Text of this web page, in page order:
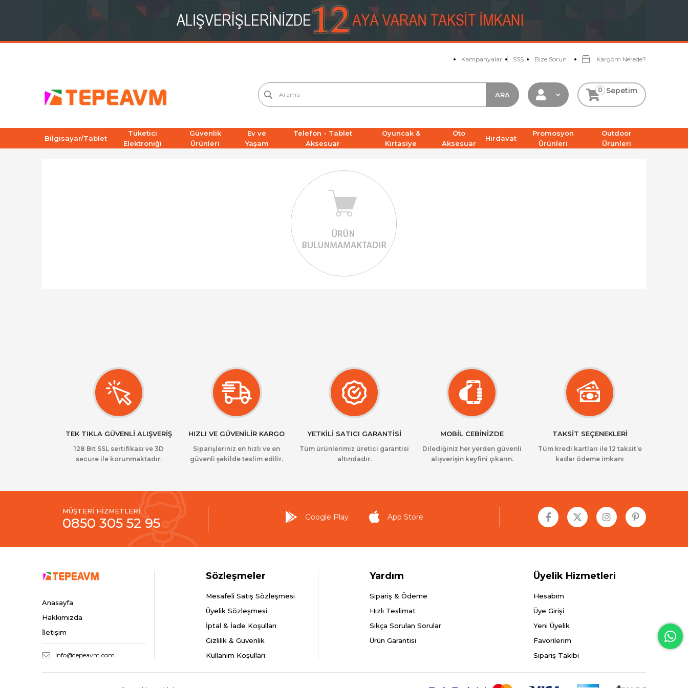
Kampanyalar SSS Bize Sorun Kargom Nerede?
Sepetim
0
Bilgisayar/Tablet
Tüketici
Elektroniği
Güvenlik
Ürünleri
Ev ve
Yaşam
Telefon - Tablet
Aksesuar
Oyuncak &
Kırtasiye
Oto
Aksesuar
Hırdavat
Promosyon
Ürünleri
Outdoor
Ürünleri
TEK TIKLA GÜVENLİ ALIŞVERİŞ
128 Bit SSL sertifikası ve 3D
secure ile korunmaktadır.
HIZLI VE GÜVENİLİR KARGO
Siparişleriniz en hızlı ve en
güvenli şekilde teslim edilir.
YETKİLİ SATICI GARANTİSİ
Tüm ürünlerimiz üretici garantisi
altındadır.
MOBİL CEBİNİZDE
Dilediğiniz her yerden güvenli
alışverişin keyfini çıkarın.
TAKSİT SEÇENEKLERİ
Tüm kredi kartları ile 12 taksit’e
kadar ödeme imkanı
MÜŞTERİ HİZMETLERİ
0850 305 52 95 Google Play App Store
Anasayfa
Hakkımızda
İletişim
info@tepeavm.com
Sözleşmeler
Mesafeli Satış Sözleşmesi
Üyelik Sözleşmesi
İptal & İade Koşulları
Gizlilik & Güvenlik
Kullanım Koşulları
Yardım
Sipariş & Ödeme
Hızlı Teslimat
Sıkça Sorulan Sorular
Ürün Garantisi
Üyelik Hizmetleri
Hesabım
Üye Girişi
Yeni Üyelik
Favorilerim
Sipariş Takibi